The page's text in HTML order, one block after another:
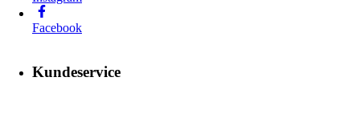
Facebook
Kundeservice